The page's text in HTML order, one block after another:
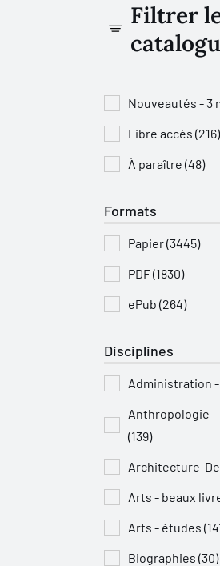
Filtrer
Nouveautés - 3
Libre accès (216)
À paraître (48)
Formats
Papier (3445)
PDF (1830)
ePub (264)
Disciplines
Administration -
Anthropologie
(139)
Architecture-
Arts - beaux
Arts - études
Biographies (30)